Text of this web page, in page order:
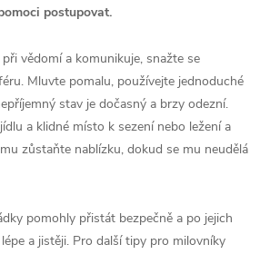
postupovat.
vědomí a komunikuje, snažte se
Mluvte pomalu, používejte jednoduché
stav je dočasný a brzy odezní.
a klidné místo k sezení nebo ležení a
zůstaňte nablízku, dokud se mu neudělá
pomohly přistát bezpečně a po jejich
a jistěji. Pro další tipy pro milovníky